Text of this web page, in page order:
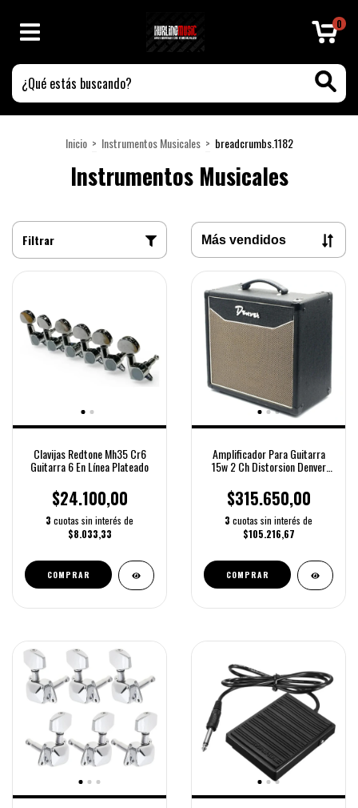
0
Inicio > Instrumentos Musicales > breadcrumbs.1182
Instrumentos Musicales
Filtrar
Clavijas Redtone Mh35 Cr6
Guitarra 6 En Línea Plateado
$24.100,00
3 cuotas sin interés de
$8.033,33
COMPRAR
Amplificador Para Guitarra
15w 2 Ch Distorsion Denver
$315.650,00
3 cuotas sin interés de
$105.216,67
COMPRAR